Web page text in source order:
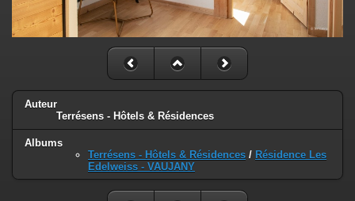
Auteur
Terrésens - Hôtels & Résidences
Albums
Terrésens - Hôtels & Résidences / Résidence Les
Edelweiss - VAUJANY